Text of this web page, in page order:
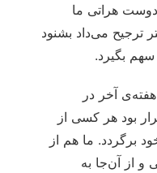
هراتی ما
ترجیح می‌داد بشنود
بگیرد.
آخر در
بود هر کسی از
برگردد. ما هم از
و از آن‌جا به